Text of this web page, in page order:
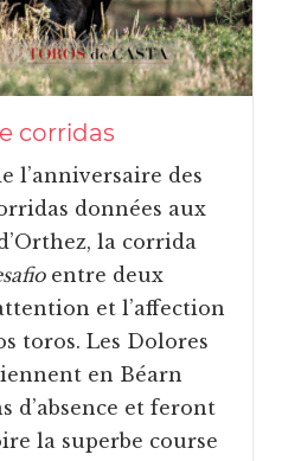
corridas
l’anniversaire des
données aux
la corrida
entre deux
et l’affection
toros. Les Dolores
en Béarn
d’absence et feront
la superbe course